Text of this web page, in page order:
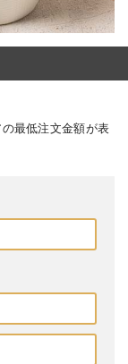
最低注文金額が表